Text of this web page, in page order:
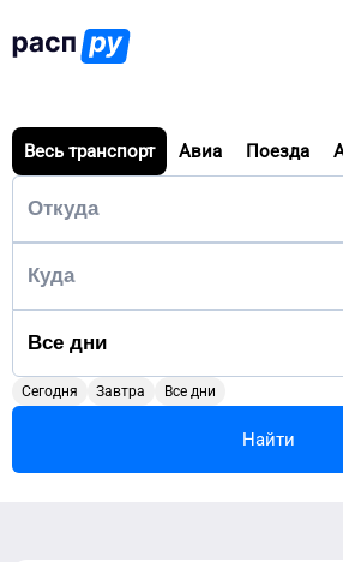
Весь транспорт Авиа Поезда
Сегодня Завтра Все дни
Найти